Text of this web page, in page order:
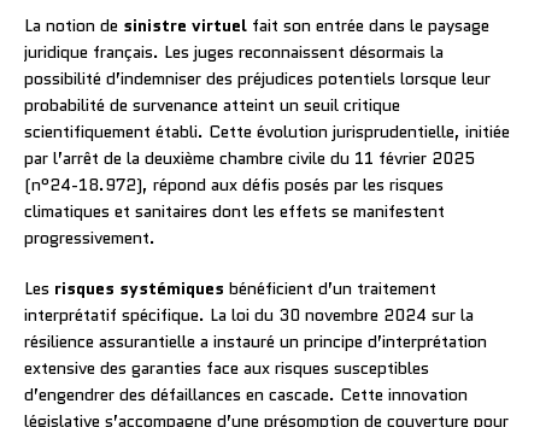
La notion de sinistre virtuel fait son entrée dans le paysage
juridique français. Les juges reconnaissent désormais la
possibilité d’indemniser des préjudices potentiels lorsque leur
probabilité de survenance atteint un seuil critique
scientifiquement établi. Cette évolution jurisprudentielle, initiée
par l’arrêt de la deuxième chambre civile du 11 février 2025
(n°24-18.972), répond aux défis posés par les risques
climatiques et sanitaires dont les effets se manifestent
progressivement.
Les risques systémiques bénéficient d’un traitement
interprétatif spécifique. La loi du 30 novembre 2024 sur la
résilience assurantielle a instauré un principe d’interprétation
extensive des garanties face aux risques susceptibles
d’engendrer des défaillances en cascade. Cette innovation
législative s’accompagne d’une présomption de couverture pour